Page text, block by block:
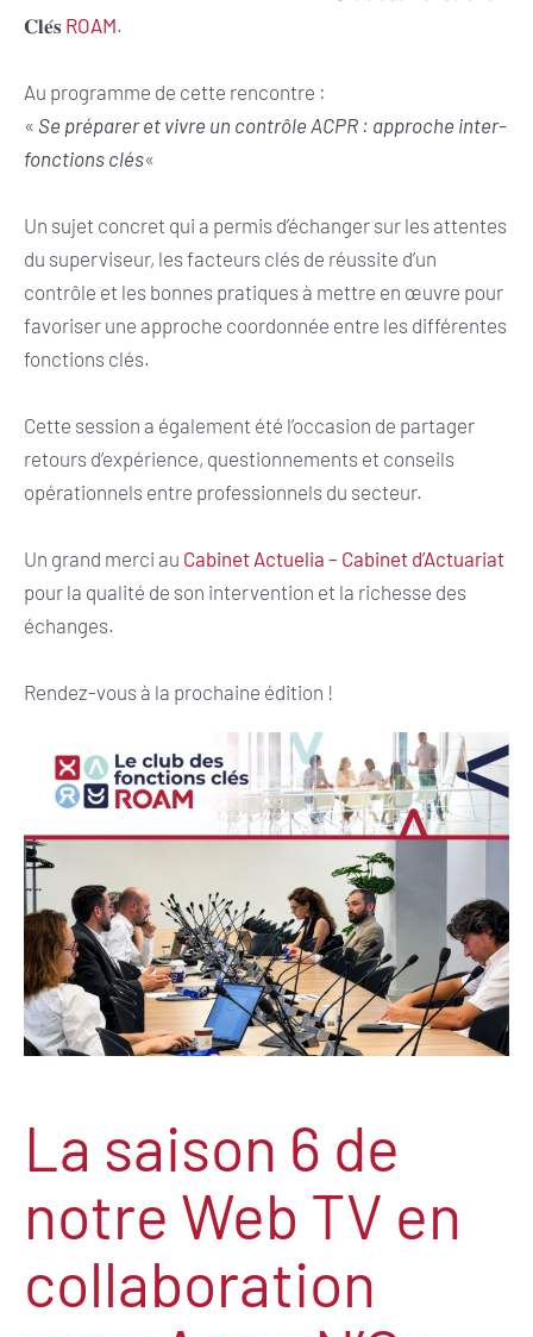
𝐂𝐥𝐞́𝐬 ROAM.
Au programme de cette rencontre :
« Se préparer et vivre un contrôle ACPR : approche inter-
fonctions clés«
Un sujet concret qui a permis d’échanger sur les attentes
du superviseur, les facteurs clés de réussite d’un
contrôle et les bonnes pratiques à mettre en œuvre pour
favoriser une approche coordonnée entre les différentes
fonctions clés.
Cette session a également été l’occasion de partager
retours d’expérience, questionnements et conseils
opérationnels entre professionnels du secteur.
Un grand merci au Cabinet Actuelia – Cabinet d’Actuariat
pour la qualité de son intervention et la richesse des
échanges.
Rendez-vous à la prochaine édition !
La saison 6 de
notre Web TV en
collaboration